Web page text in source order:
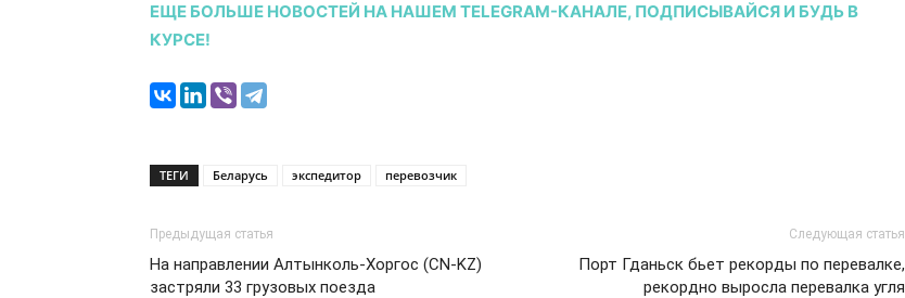
ЕЩЕ БОЛЬШЕ НОВОСТЕЙ НА НАШЕМ TELEGRAM-КАНАЛЕ, ПОДПИСЫВАЙСЯ И БУДЬ В
КУРСЕ!
ТЕГИ Беларусь экспедитор перевозчик
Предыдущая статья
На направлении Алтынколь-Хоргос (CN-KZ)
застряли 33 грузовых поезда
Следующая статья
Порт Гданьск бьет рекорды по перевалке,
рекордно выросла перевалка угля